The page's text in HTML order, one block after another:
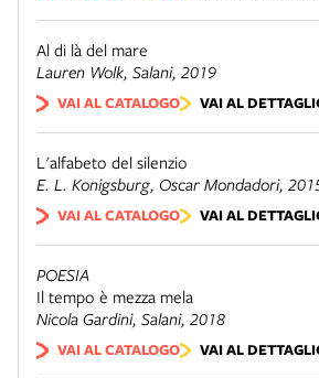
Al di là del mare
Lauren Wolk, Salani, 2019
VAI AL CATALOGO VAI AL
L'alfabeto del silenzio
E. L. Konigsburg, Oscar Mondadori,
VAI AL CATALOGO VAI AL
POESIA
Il tempo è mezza mela
Nicola Gardini, Salani, 2018
VAI AL CATALOGO VAI AL